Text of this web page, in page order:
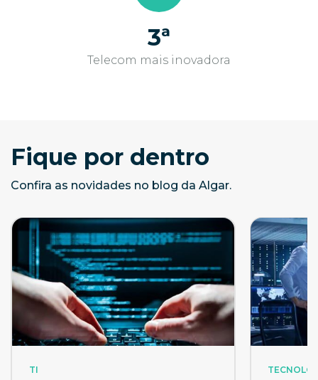
3ª
Telecom mais inovadora
Fique por dentro
Confira as novidades no blog da Algar.
TI